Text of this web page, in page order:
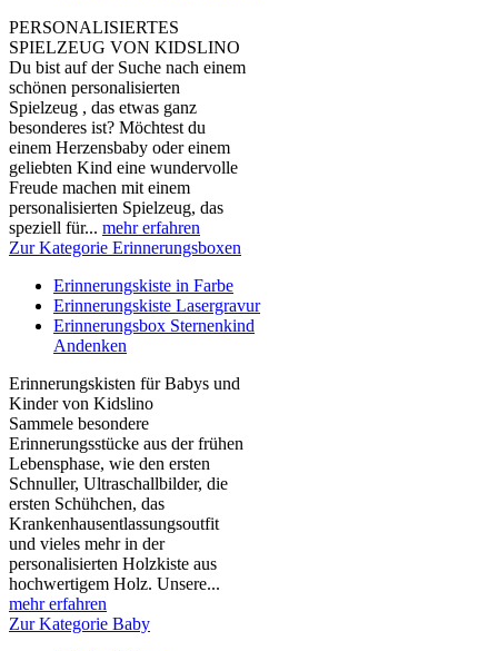
PERSONALISIERTES
SPIELZEUG VON KIDSLINO
Du bist auf der Suche nach einem
schönen personalisierten
Spielzeug , das etwas ganz
besonderes ist? Möchtest du
einem Herzensbaby oder einem
geliebten Kind eine wundervolle
Freude machen mit einem
personalisierten Spielzeug, das
speziell für... mehr erfahren
Zur Kategorie Erinnerungsboxen
Erinnerungskiste in Farbe
Erinnerungskiste Lasergravur
Erinnerungsbox Sternenkind
Andenken
Erinnerungskisten für Babys und
Kinder von Kidslino
Sammele besondere
Erinnerungsstücke aus der frühen
Lebensphase, wie den ersten
Schnuller, Ultraschallbilder, die
ersten Schühchen, das
Krankenhausentlassungsoutfit
und vieles mehr in der
personalisierten Holzkiste aus
hochwertigem Holz. Unsere...
mehr erfahren
Zur Kategorie Baby